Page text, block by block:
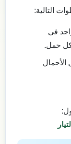
التالية:
في
لكل حمل.
الأحمال